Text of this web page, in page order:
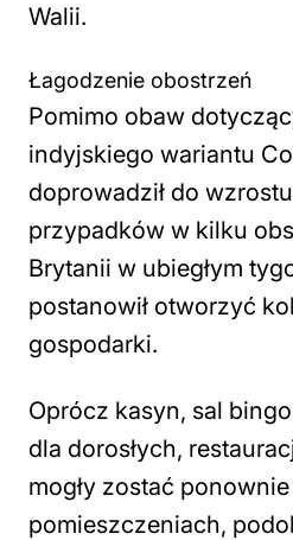
Walii.
Łagodzenie obostrzeń
Pomimo obaw
indyjskiego wariantu
doprowadził do
przypadków w kilku
Brytanii w ubiegłym
postanowił otworzyć
gospodarki.
Oprócz kasyn, sal
dla dorosłych,
mogły zostać
pomieszczeniach,